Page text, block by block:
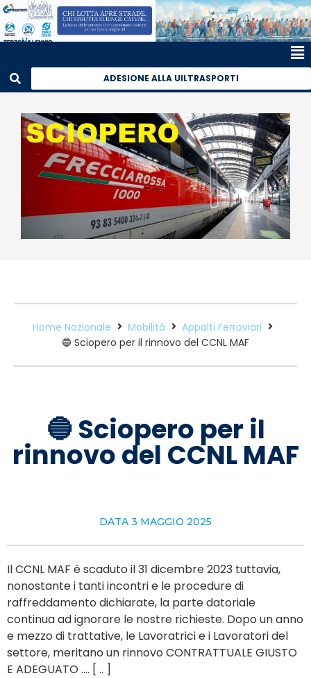
ADESIONE ALLA UILTRASPORTI
Home Nazionale Mobilità
Appalti Ferroviari
🔵 Sciopero per il rinnovo del CCNL MAF
🔵 Sciopero per il
rinnovo del CCNL MAF
DATA 3 MAGGIO 2025
Il CCNL MAF è scaduto il 31 dicembre 2023 tuttavia,
nonostante i tanti incontri e le procedure di
raffreddamento dichiarate, la parte datoriale
continua ad ignorare le nostre richieste. Dopo un anno
e mezzo di trattative, le Lavoratrici e i Lavoratori del
settore, meritano un rinnovo CONTRATTUALE GIUSTO
E ADEGUATO …. [ .. ]